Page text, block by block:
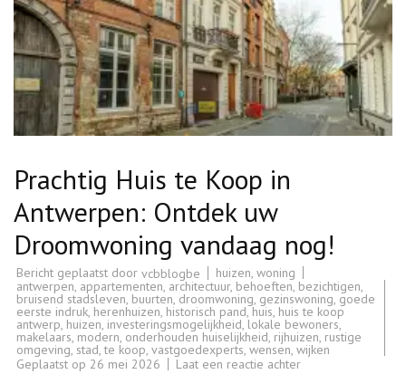
Prachtig Huis te Koop in
Antwerpen: Ontdek uw
Droomwoning vandaag nog!
Bericht geplaatst door vcbblogbe huizen, woning
antwerpen, appartementen, architectuur, behoeften, bezichtigen,
bruisend stadsleven, buurten, droomwoning, gezinswoning, goede
eerste indruk, herenhuizen, historisch pand,huis, huis te koop
antwerp, huizen, investeringsmogelijkheid, lokale bewoners,
makelaars, modern, onderhouden huiselijkheid, rijhuizen, rustige
omgeving, stad,te koop, vastgoedexperts, wensen, wijken
Geplaatst op 26 mei 2026 Laat een reactie achterop